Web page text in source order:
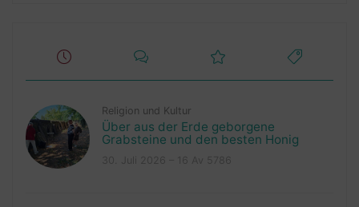
Religion und Kultur
Über aus der Erde geborgene
Grabsteine und den besten Honig